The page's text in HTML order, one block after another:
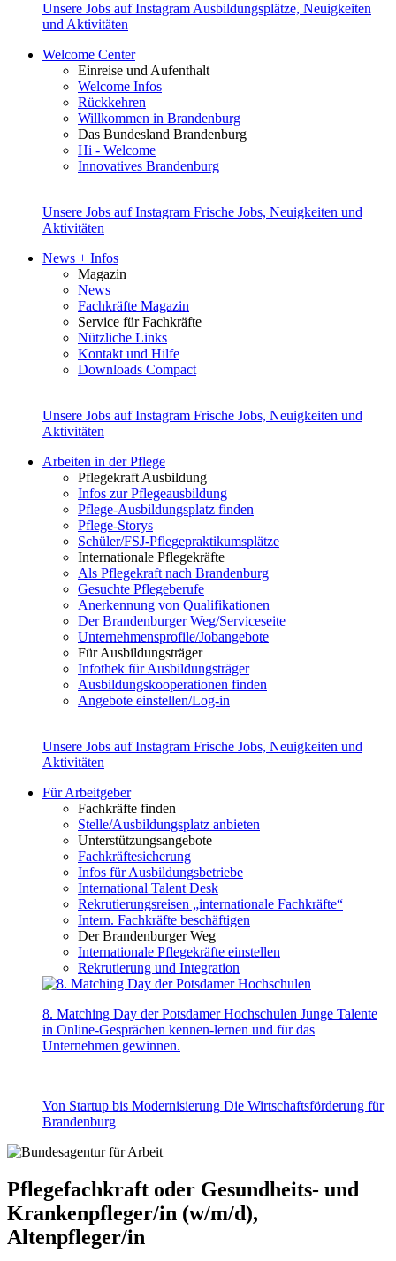
Unsere Jobs auf Instagram Ausbildungsplätze, Neuigkeiten
und Aktivitäten
Welcome Center
Einreise und Aufenthalt
Welcome Infos
Rückkehren
Willkommen in Brandenburg
Das Bundesland Brandenburg
Hi - Welcome
Innovatives Brandenburg
Unsere Jobs auf Instagram Frische Jobs, Neuigkeiten und
Aktivitäten
News + Infos
Magazin
News
Fachkräfte Magazin
Service für Fachkräfte
Nützliche Links
Kontakt und Hilfe
Downloads Compact
Unsere Jobs auf Instagram Frische Jobs, Neuigkeiten und
Aktivitäten
Arbeiten in der Pflege
Pflegekraft Ausbildung
Infos zur Pflegeausbildung
Pflege-Ausbildungsplatz finden
Pflege-Storys
Schüler/FSJ-Pflegepraktikumsplätze
Internationale Pflegekräfte
Als Pflegekraft nach Brandenburg
Gesuchte Pflegeberufe
Anerkennung von Qualifikationen
Der Brandenburger Weg/Serviceseite
Unternehmensprofile/Jobangebote
Für Ausbildungsträger
Infothek für Ausbildungsträger
Ausbildungskooperationen finden
Angebote einstellen/Log-in
Unsere Jobs auf Instagram Frische Jobs, Neuigkeiten und
Aktivitäten
Für Arbeitgeber
Fachkräfte finden
Stelle/Ausbildungsplatz anbieten
Unterstützungsangebote
Fachkräftesicherung
Infos für Ausbildungsbetriebe
International Talent Desk
Rekrutierungsreisen „internationale Fachkräfte“
Intern. Fachkräfte beschäftigen
Der Brandenburger Weg
Internationale Pflegekräfte einstellen
Rekrutierung und Integration
8. Matching Day der Potsdamer Hochschulen Junge Talente
in Online-Gesprächen kennen-lernen und für das
Unternehmen gewinnen.
Von Startup bis Modernisierung Die Wirtschaftsförderung für
Brandenburg
Pflegefachkraft oder Gesundheits- und
Krankenpfleger/in (w/m/d),
Altenpfleger/in